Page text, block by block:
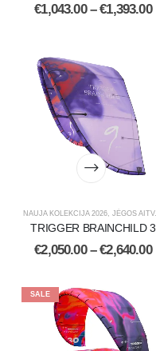
€1,043.00 – €1,393.00
NAUJA KOLEKCIJA 2026,JĖGOS AITVARAI
TRIGGER BRAINCHILD 3
€2,050.00 – €2,640.00
SALE